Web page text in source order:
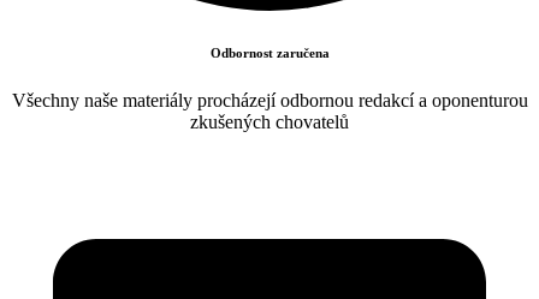
Odbornost zaručena
Všechny naše materiály procházejí odbornou redakcí a oponenturou
zkušených chovatelů